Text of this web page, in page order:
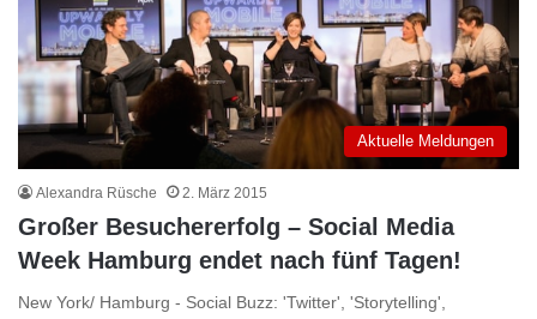
Aktuelle Meldungen
Alexandra Rüsche 2. März 2015
Großer Besuchererfolg – Social Media
Week Hamburg endet nach fünf Tagen!
New York/ Hamburg - Social Buzz: 'Twitter', 'Storytelling',